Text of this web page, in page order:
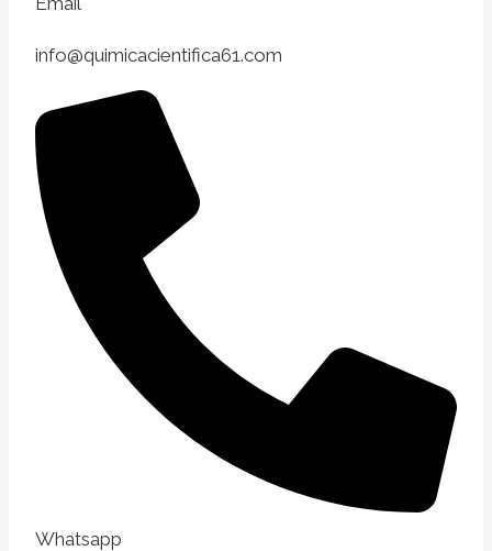
info@quimicacientifica61.com
Whatsapp